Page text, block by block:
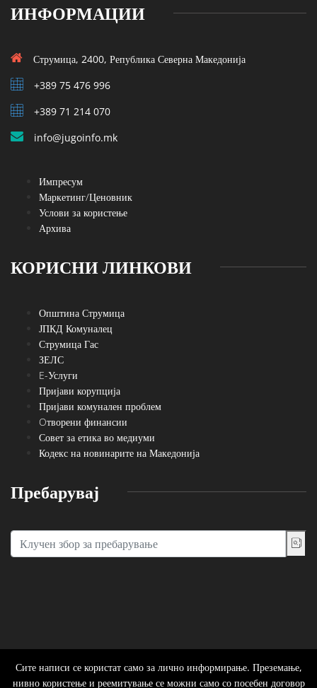
ИНФОРМАЦИИ
Струмица, 2400, Република Северна Македонија
+389 75 476 996
+389 71 214 070
info@jugoinfo.mk
Импресум
Маркетинг/Ценовник
Услови за користење
Архива
КОРИСНИ ЛИНКОВИ
Општина Струмица
ЈПКД Комуналец
Струмица Гас
ЗЕЛС
E-Услуги
Пријави корупција
Пријави комунален проблем
Oтворени финансии
Совет за етика во медиуми
Кодекс на новинарите на Македонија
Пребарувај
Сите написи се користат само за лично информирање. Преземање,
нивно користење и реемитување се можни само со посебен договор